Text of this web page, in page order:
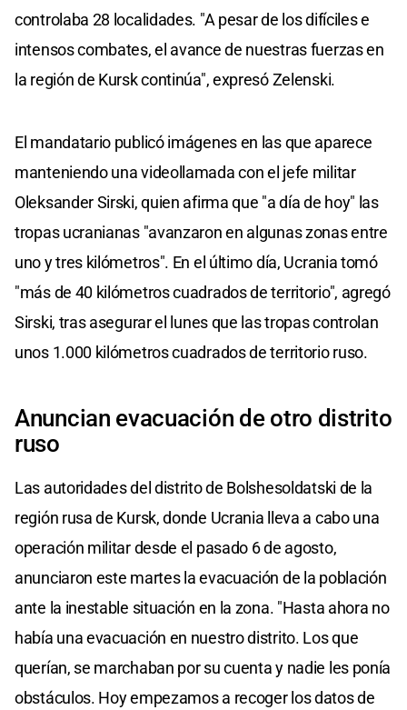
controlaba 28 localidades. "A pesar de los difíciles e
intensos combates, el avance de nuestras fuerzas en
la región de Kursk continúa", expresó Zelenski.
El mandatario publicó imágenes en las que aparece
manteniendo una videollamada con el jefe militar
Oleksander Sirski, quien afirma que "a día de hoy" las
tropas ucranianas "avanzaron en algunas zonas entre
uno y tres kilómetros". En el último día, Ucrania tomó
"más de 40 kilómetros cuadrados de territorio", agregó
Sirski, tras asegurar el lunes que las tropas controlan
unos 1.000 kilómetros cuadrados de territorio ruso.
Anuncian evacuación de otro distrito
ruso
Las autoridades del distrito de Bolshesoldatski de la
región rusa de Kursk, donde Ucrania lleva a cabo una
operación militar desde el pasado 6 de agosto,
anunciaron este martes la evacuación de la población
ante la inestable situación en la zona. "Hasta ahora no
había una evacuación en nuestro distrito. Los que
querían, se marchaban por su cuenta y nadie les ponía
obstáculos. Hoy empezamos a recoger los datos de